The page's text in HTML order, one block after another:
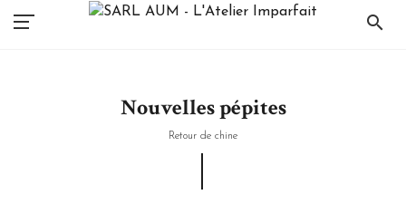
search
Nouvelles pépites
Retour de chine